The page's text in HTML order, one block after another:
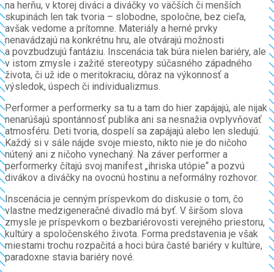
na herňu, v ktorej diváci a diváčky vo väčších či menších
skupinách len tak tvoria – slobodne, spoločne, bez cieľa,
avšak vedome a prítomne. Materiály a herné prvky
nenavádzajú na konkrétnu hru, ale otvárajú možnosti
a povzbudzujú fantáziu. Inscenácia tak búra nielen bariéry, ale
v istom zmysle i zažité stereotypy súčasného západného
života, či už ide o meritokraciu, dôraz na výkonnosť a
výsledok, úspech či individualizmus.
Performer a performerky sa tu a tam do hier zapájajú, ale nijak
nenarúšajú spontánnosť publika ani sa nesnažia ovplyvňovať
atmosféru. Deti tvoria, dospelí sa zapájajú alebo len sledujú.
Každý si v sále nájde svoje miesto, nikto nie je do ničoho
nútený ani z ničoho vynechaný. Na záver performer a
performerky čítajú svoj manifest „ihriska utópie“ a pozvú
divákov a diváčky na ovocnú hostinu a neformálny rozhovor.
Inscenácia je cenným príspevkom do diskusie o tom, čo
vlastne medzigeneračné divadlo má byť. V širšom slova
zmysle je príspevkom o bezbariérovosti verejného priestoru,
kultúry a spoločenského života. Forma predstavenia je však
miestami trochu rozpačitá a hoci búra časté bariéry v kultúre,
paradoxne stavia bariéry nové.